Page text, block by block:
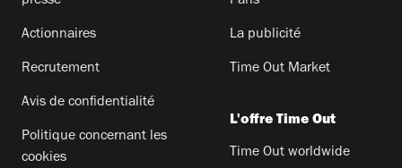
Actionnaires
Recrutement
Avis de confidentialité
Politique concernant les
cookies
La publicité
Time Out Market
L'offre Time Out
Time Out worldwide